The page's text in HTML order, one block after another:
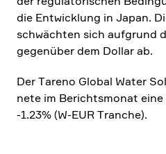
die Entwick­lung in Japan.
schwächten sich aufgrund
gegen­über dem Dollar ab.
Der Tareno Global Water
nete im Berichts­monat
‑1.23% (W‑EUR Tranche).